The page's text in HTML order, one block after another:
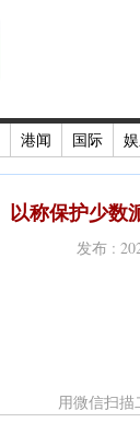
港闻 国际
以称保护少数
发布 :
用微信扫